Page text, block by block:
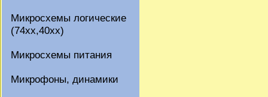
Микросхемы логические
(74xx,40xx)
Микросхемы питания
Микрофоны, динамики